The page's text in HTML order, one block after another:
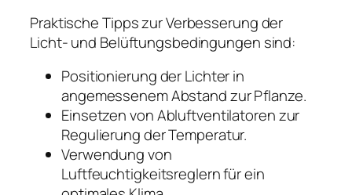
Praktische Tipps zur Verbesserung der
Licht- und Belüftungsbedingungen sind:
Positionierung der Lichter in
angemessenem Abstand zur Pflanze.
Einsetzen von Abluftventilatoren zur
Regulierung der Temperatur.
Verwendung von
Luftfeuchtigkeitsreglern für ein